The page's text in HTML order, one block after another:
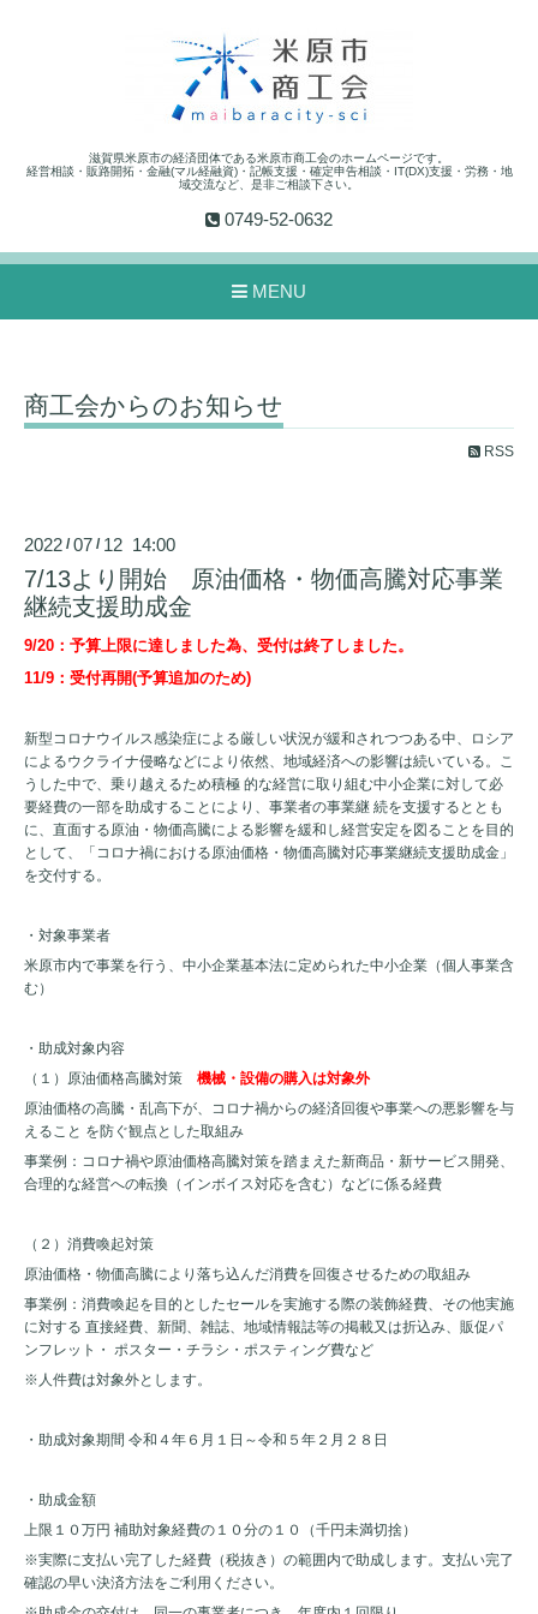
滋賀県米原市の経済団体である米原市商工会のホームページです。
経営相談・販路開拓・金融(マル経融資)・記帳支援・確定申告相談・IT(DX)支援・労務・地
域交流など、是非ご相談下さい。
0749-52-0632
MENU
商工会からのお知らせ
RSS
2022 /07 / 12 14:00
7/13より開始 原油価格・物価高騰対応事業
継続支援助成金
9/20：予算上限に達しました為、受付は終了しました。
11/9：受付再開(予算追加のため)
新型コロナウイルス感染症による厳しい状況が緩和されつつある中、ロシア
によるウクライナ侵略などにより依然、地域経済への影響は続いている。こ
うした中で、乗り越えるため積極 的な経営に取り組む中小企業に対して必
要経費の一部を助成することにより、事業者の事業継 続を支援するととも
に、直面する原油・物価高騰による影響を緩和し経営安定を図ることを目的
として、「コロナ禍における原油価格・物価高騰対応事業継続支援助成金」
を交付する。
・対象事業者
米原市内で事業を行う、中小企業基本法に定められた中小企業（個人事業含
む）
・助成対象内容
（１）原油価格高騰対策 機械・設備の購入は対象外
原油価格の高騰・乱高下が、コロナ禍からの経済回復や事業への悪影響を与
えること を防ぐ観点とした取組み
事業例：コロナ禍や原油価格高騰対策を踏まえた新商品・新サービス開発、
合理的な経営への転換（インボイス対応を含む）などに係る経費
（２）消費喚起対策
原油価格・物価高騰により落ち込んだ消費を回復させるための取組み
事業例：消費喚起を目的としたセールを実施する際の装飾経費、その他実施
に対する 直接経費、新聞、雑誌、地域情報誌等の掲載又は折込み、販促パ
ンフレット・ ポスター・チラシ・ポスティング費など
※人件費は対象外とします。
・助成対象期間 令和４年６月１日～令和５年２月２８日
・助成金額
上限１０万円 補助対象経費の１０分の１０（千円未満切捨）
※実際に支払い完了した経費（税抜き）の範囲内で助成します。支払い完了
確認の早い決済方法をご利用ください。